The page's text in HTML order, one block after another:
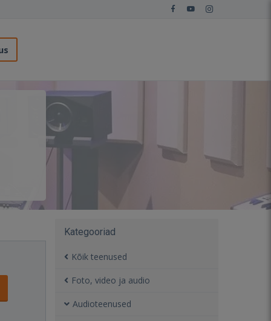
Kategooriad
Kõik teenused
Foto, video ja audio
Audioteenused